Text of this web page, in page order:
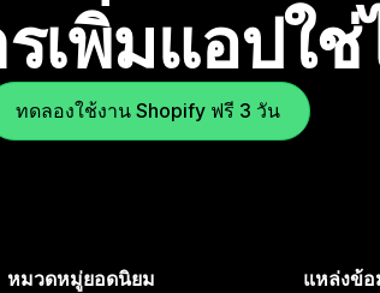
เพิ่มแอปใ
ทดลองใช้งาน Shopify ฟรี 3 วัน
หมวดหมู่ยอดนิยม แหล่งข้